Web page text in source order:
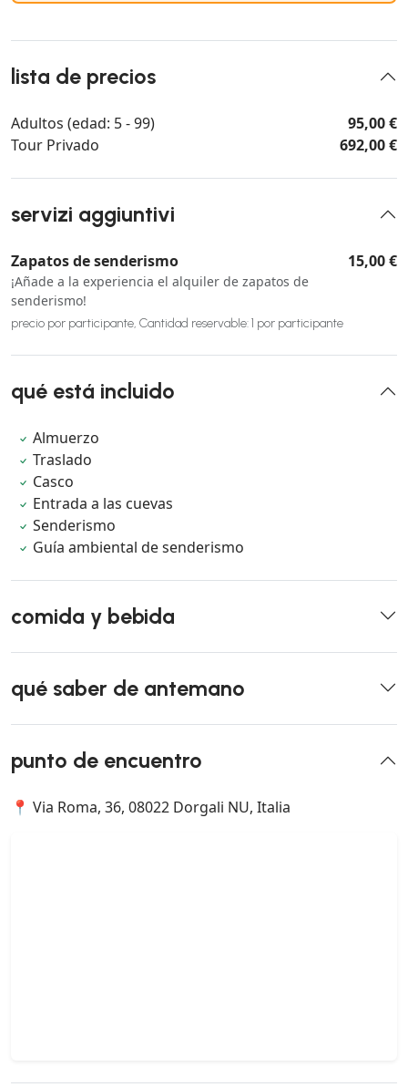
lista de precios
Adultos (edad: 5 - 99)
95,00 €
Tour Privado
692,00 €
servizi aggiuntivi
Zapatos de senderismo
¡Añade a la experiencia el alquiler de zapatos de
senderismo!
15,00 €
precio por participante, Cantidad reservable: 1 por participante
qué está incluido
Almuerzo
Traslado
Casco
Entrada a las cuevas
Senderismo
Guía ambiental de senderismo
comida y bebida
qué saber de antemano
punto de encuentro
📍 Via Roma, 36, 08022 Dorgali NU, Italia